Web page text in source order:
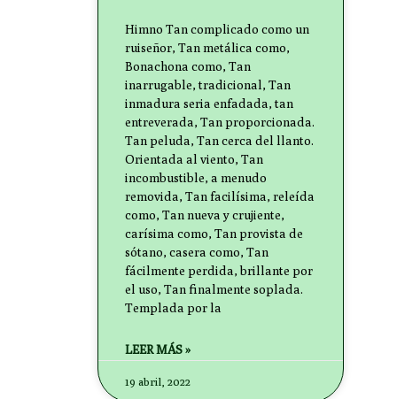
Himno Tan complicado como un
ruiseñor, Tan metálica como,
Bonachona como, Tan
inarrugable, tradicional, Tan
inmadura seria enfadada, tan
entreverada, Tan proporcionada.
Tan peluda, Tan cerca del llanto.
Orientada al viento, Tan
incombustible, a menudo
removida, Tan facilísima, releída
como, Tan nueva y crujiente,
carísima como, Tan provista de
sótano, casera como, Tan
fácilmente perdida, brillante por
el uso, Tan finalmente soplada.
Templada por la
LEER MÁS »
19 abril, 2022